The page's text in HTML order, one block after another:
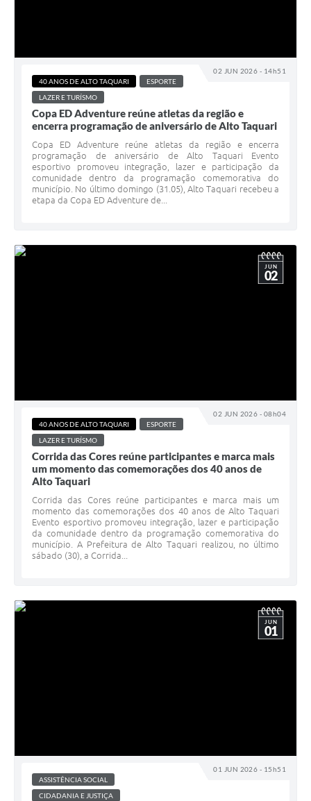
02 JUN 2026 - 14h51
40 ANOS DE ALTO TAQUARI
ESPORTE
LAZER E TURÍSMO
Copa ED Adventure reúne atletas da região e
encerra programação de aniversário de Alto Taquari
Copa ED Adventure reúne atletas da região e encerra
programação de aniversário de Alto Taquari Evento
esportivo promoveu integração, lazer e participação da
comunidade dentro da programação comemorativa do
município. No último domingo (31.05), Alto Taquari recebeu a
etapa da Copa ED Adventure de...
02 JUN 2026 - 08h04
JUN
02
40 ANOS DE ALTO TAQUARI
ESPORTE
LAZER E TURÍSMO
Corrida das Cores reúne participantes e marca mais
um momento das comemorações dos 40 anos de
Alto Taquari
Corrida das Cores reúne participantes e marca mais um
momento das comemorações dos 40 anos de Alto Taquari
Evento esportivo promoveu integração, lazer e participação
da comunidade dentro da programação comemorativa do
município. A Prefeitura de Alto Taquari realizou, no último
sábado (30), a Corrida...
01 JUN 2026 - 15h51
JUN
01
ASSISTÊNCIA SOCIAL
CIDADANIA E JUSTIÇA